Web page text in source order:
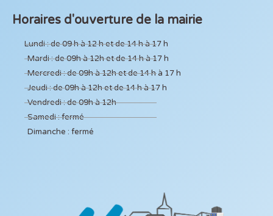
Horaires d'ouverture de la mairie
Lundi : de 09 h à 12 h et de 14 h à 17 h
Mardi : de 09h à 12h et de 14 h à 17 h
Mercredi : de 09h à 12h et de 14 h à 17 h
Jeudi : de 09h à 12h et de 14 h à 17 h
Vendredi : de 09h à 12h
Samedi : fermé
Dimanche : fermé